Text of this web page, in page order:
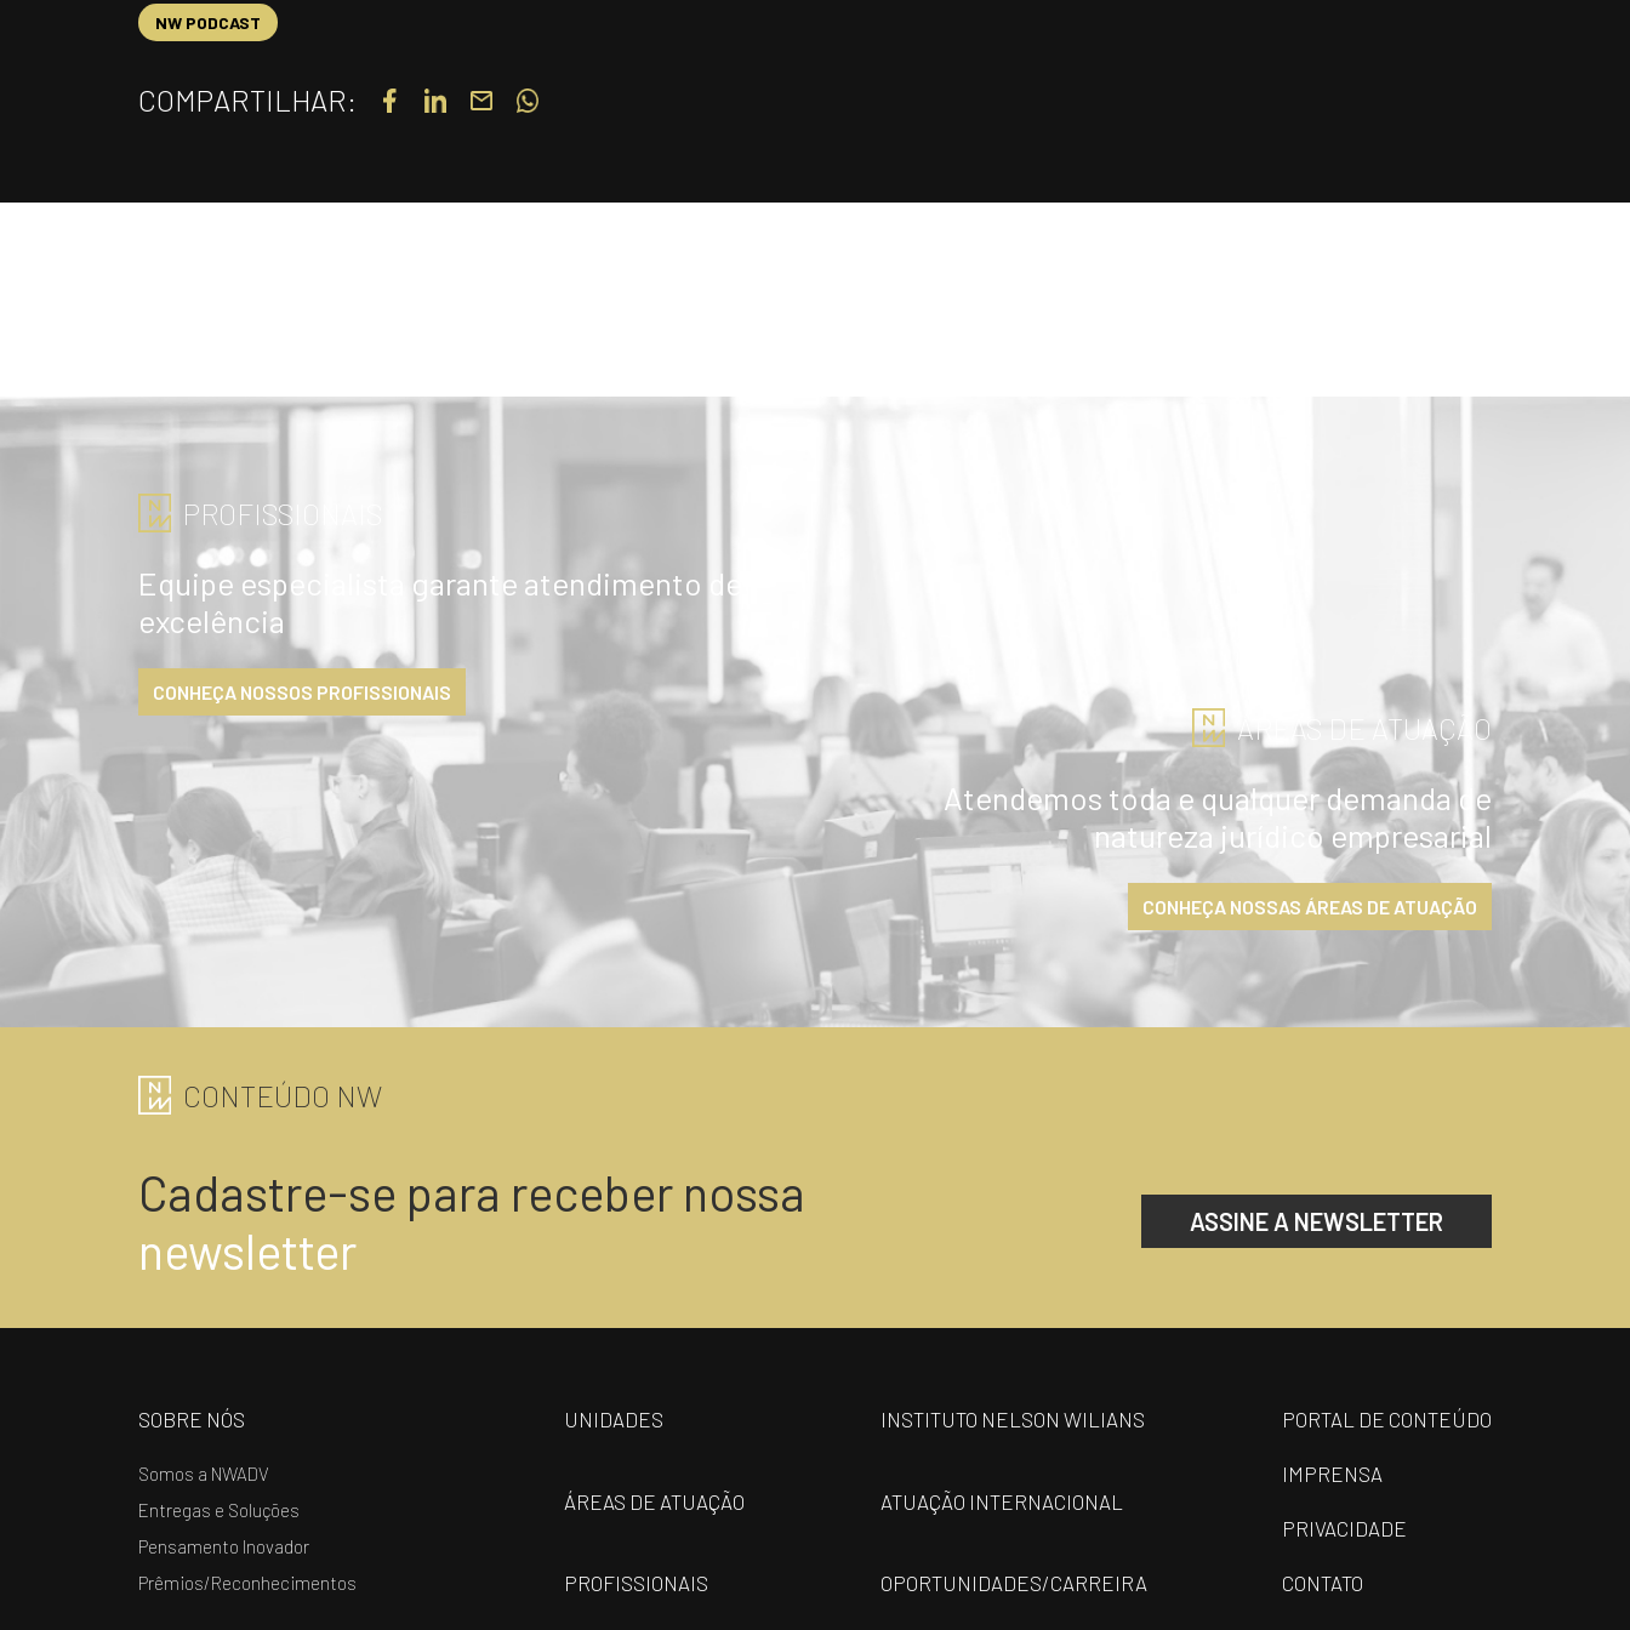
NW PODCAST
COMPARTILHAR:
PROFISSIONAIS
Equipe especialista garante atendimento de
excelência
CONHEÇA NOSSOS PROFISSIONAIS
ÁREAS DE ATUAÇÃO
Atendemos toda e qualquer demanda de
natureza jurídico empresarial
CONHEÇA NOSSAS ÁREAS DE ATUAÇÃO
CONTEÚDO NW
Cadastre-se para receber nossa
newsletter
ASSINE A NEWSLETTER
ENVIAR
SOBRE NÓS
Somos a NWADV
Entregas e Soluções
Pensamento Inovador
Prêmios/Reconhecimentos
UNIDADES
ÁREAS DE ATUAÇÃO
PROFISSIONAIS
INSTITUTO NELSON WILIANS
ATUAÇÃO INTERNACIONAL
OPORTUNIDADES/CARREIRA
PORTAL DE CONTEÚDO
IMPRENSA
PRIVACIDADE
CONTATO